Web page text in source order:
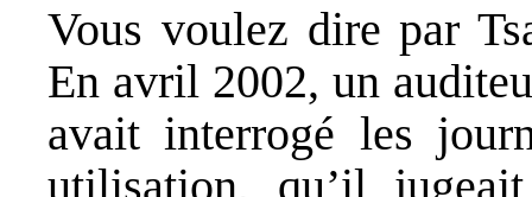
Vous voulez dire par
En avril 2002, un
avait interrogé les
utilisation, qu’il